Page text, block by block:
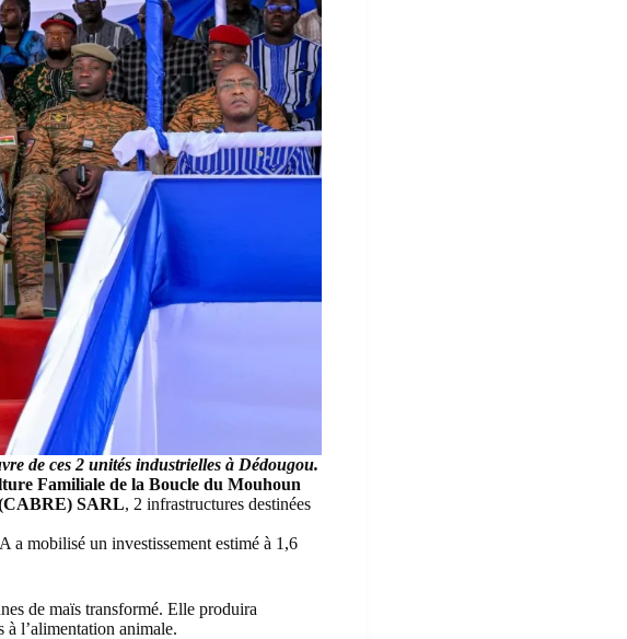
de ces 2 unités industrielles à Dédougou.
Familiale de la Boucle du Mouhoun
SARL, 2 infrastructures destinées
mobilisé un investissement estimé à 1,6
de maïs transformé. Elle produira
à l’alimentation animale.